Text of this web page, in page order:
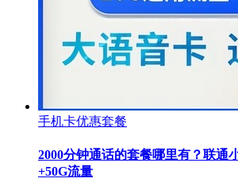
手机卡优惠套餐
2000分钟通话的套餐哪里有？联通
+50G流量